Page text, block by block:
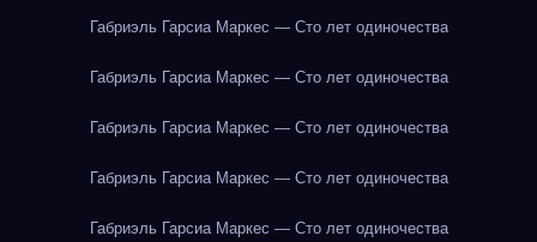
Габриэль Гарсиа Маркес — Сто лет одиночества
Габриэль Гарсиа Маркес — Сто лет одиночества
Габриэль Гарсиа Маркес — Сто лет одиночества
Габриэль Гарсиа Маркес — Сто лет одиночества
Габриэль Гарсиа Маркес — Сто лет одиночества